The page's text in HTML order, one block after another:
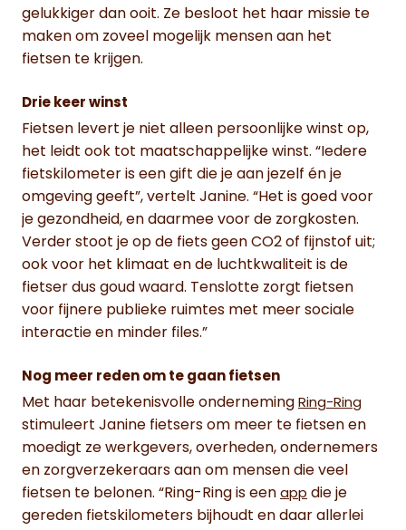
gelukkiger dan ooit. Ze besloot het haar missie te
maken om zoveel mogelijk mensen aan het
fietsen te krijgen.
Drie keer winst
Fietsen levert je niet alleen persoonlijke winst op,
het leidt ook tot maatschappelijke winst. “Iedere
fietskilometer is een gift die je aan jezelf én je
omgeving geeft”, vertelt Janine. “Het is goed voor
je gezondheid, en daarmee voor de zorgkosten.
Verder stoot je op de fiets geen CO2 of fijnstof uit;
ook voor het klimaat en de luchtkwaliteit is de
fietser dus goud waard. Tenslotte zorgt fietsen
voor fijnere publieke ruimtes met meer sociale
interactie en minder files.”
Nog meer reden om te gaan fietsen
Met haar betekenisvolle onderneming Ring-Ring
stimuleert Janine fietsers om meer te fietsen en
moedigt ze werkgevers, overheden, ondernemers
en zorgverzekeraars aan om mensen die veel
fietsen te belonen. “Ring-Ring is een app die je
gereden fietskilometers bijhoudt en daar allerlei